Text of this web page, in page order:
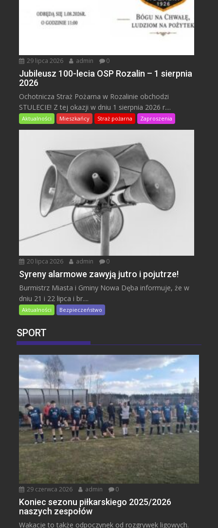
29 lipca 2026 admin 0
Jubileusz 100-lecia OSP Rozalin – 1 sierpnia
2026
Ochotnicza Straż Pożarna w Rozalinie obchodzi
STULECIE! Z tej okazji w dniu 1 sierpnia 2026 r....
Aktualności Mieszkańcy Straż pożarna Zaproszenia
20 lipca 2026 admin 0
Syreny alarmowe zawyją jutro i pojutrze!
Burmistrz Miasta i Gminy Nowa Dęba informuje, że w
dniu 21 i 22 lipca i br....
Aktualności Bezpieczeństwo
SPORT
29 czerwca 2026 admin 0
Koniec sezonu piłkarskiego 2025/2026
naszych zespołów
Wakacje to także odpoczynek od rozgrywek ligowych.